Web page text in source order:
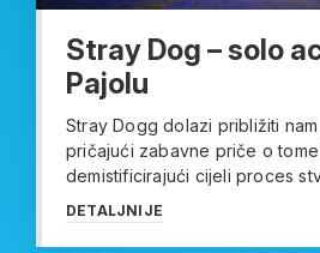
Stray Dog – solo
Pajolu
Stray Dogg dolazi približiti
pričajući zabavne priče o
demistificirajući cijeli proces
DETALJNIJE